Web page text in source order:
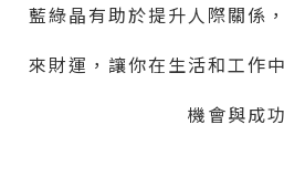
藍綠晶有助於提升人際關係
來財運，讓你在生活和工作
機會與成